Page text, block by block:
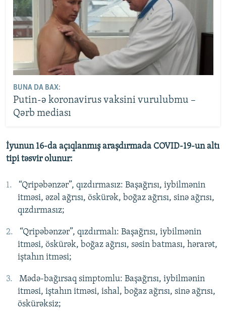
BUNA DA BAX:
Putin-ə koronavirus vaksini vurulubmu –
Qərb mediası
İyunun 16-da açıqlanmış araşdırmada COVID-19-un altı
tipi təsvir olunur:
“Qripəbənzər”, qızdırmasız: Başağrısı, iybilmənin
itməsi, əzəl ağrısı, öskürək, boğaz ağrısı, sinə ağrısı,
qızdırmasız;
“Qripəbənzər”, qızdırmalı: Başağrısı, iybilmənin
itməsi, öskürək, boğaz ağrısı, səsin batması, hərarət,
iştahın itməsi;
Mədə-bağırsaq simptomlu: Başağrısı, iybilmənin
itməsi, iştahın itməsi, ishal, boğaz ağrısı, sinə ağrısı,
öskürəksiz;